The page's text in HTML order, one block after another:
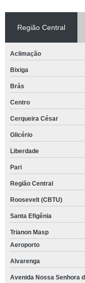
Região Central
Aclimação
Bixiga
Brás
Centro
Cerqueira César
Glicério
Liberdade
Pari
Região Central
Roosevelt (CBTU)
Santa Efigênia
Trianon Masp
Aeroporto
Alvarenga
Avenida Nossa Senhora